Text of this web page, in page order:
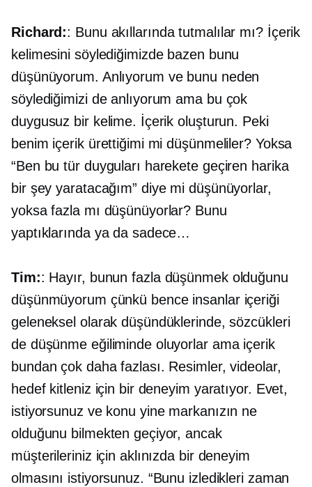
Richard:: Bunu akıllarında tutmalılar mı? İçerik
kelimesini söylediğimizde bazen bunu
düşünüyorum. Anlıyorum ve bunu neden
söylediğimizi de anlıyorum ama bu çok
duygusuz bir kelime. İçerik oluşturun. Peki
benim içerik ürettiğimi mi düşünmeliler? Yoksa
“Ben bu tür duyguları harekete geçiren harika
bir şey yaratacağım” diye mi düşünüyorlar,
yoksa fazla mı düşünüyorlar? Bunu
yaptıklarında ya da sadece…
Tim:: Hayır, bunun fazla düşünmek olduğunu
düşünmüyorum çünkü bence insanlar içeriği
geleneksel olarak düşündüklerinde, sözcükleri
de düşünme eğiliminde oluyorlar ama içerik
bundan çok daha fazlası. Resimler, videolar,
hedef kitleniz için bir deneyim yaratıyor. Evet,
istiyorsunuz ve konu yine markanızın ne
olduğunu bilmekten geçiyor, ancak
müşterileriniz için aklınızda bir deneyim
olmasını istiyorsunuz. “Bunu izledikleri zaman